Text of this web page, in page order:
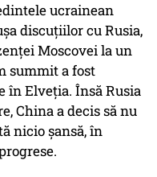
ucrainean
discuţiilor cu Rusia,
Moscovei la un
summit a fost
Elveţia. Însă Rusia
China a decis să nu
nicio şansă, în